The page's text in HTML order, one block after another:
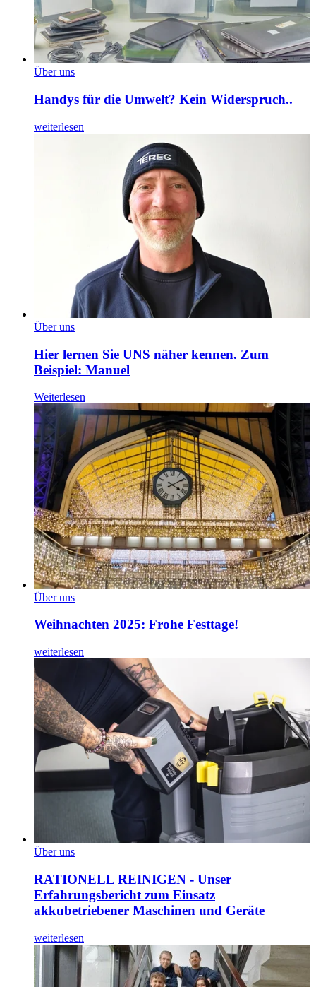
Über uns
Handys für die Umwelt? Kein Widerspruch..
weiterlesen
Über uns
Hier lernen Sie UNS näher kennen. Zum
Beispiel: Manuel
Weiterlesen
Über uns
Weihnachten 2025: Frohe Festtage!
weiterlesen
Über uns
RATIONELL REINIGEN - Unser
Erfahrungsbericht zum Einsatz
akkubetriebener Maschinen und Geräte
weiterlesen